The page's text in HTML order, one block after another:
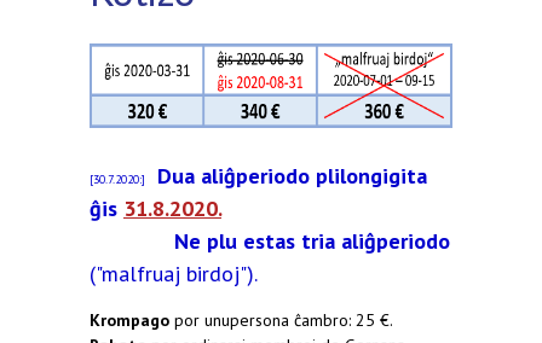
[30.7.2020:]
Dua aliĝperiodo plilongigita
ĝis 31.8.2020.
Ne plu estas tria aliĝperiodo
("malfruaj birdoj").
Krompago por unupersona ĉambro: 25 €.